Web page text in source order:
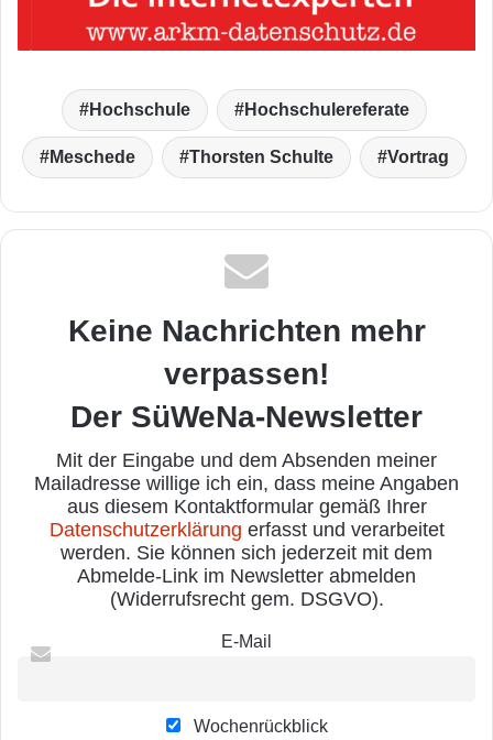
Hochschule Hochschulereferate
Meschede Thorsten Schulte Vortrag
Keine Nachrichten mehr
verpassen!
Der SüWeNa-Newsletter
Mit der Eingabe und dem Absenden meiner
Mailadresse willige ich ein, dass meine Angaben
aus diesem Kontaktformular gemäß Ihrer
Datenschutzerklärung erfasst und verarbeitet
werden. Sie können sich jederzeit mit dem
Abmelde-Link im Newsletter abmelden
(Widerrufsrecht gem. DSGVO).
E-Mail
Wochenrückblick